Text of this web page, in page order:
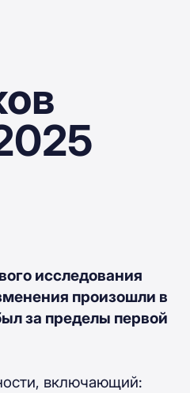
исследования
произошли в
за пределы первой
включающий: